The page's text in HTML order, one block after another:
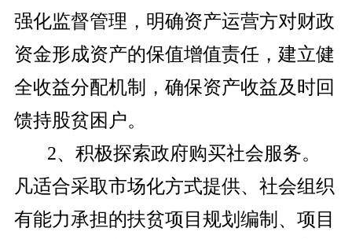
强化监督管理，明确资产运营方对财政
资金形成资产的保值增值责任，建立健
全收益分配机制，确保资产收益及时回
馈持股贫困户。
2、积极探索政府购买社会服务。
凡适合采取市场化方式提供、社会组织
有能力承担的扶贫项目规划编制、项目